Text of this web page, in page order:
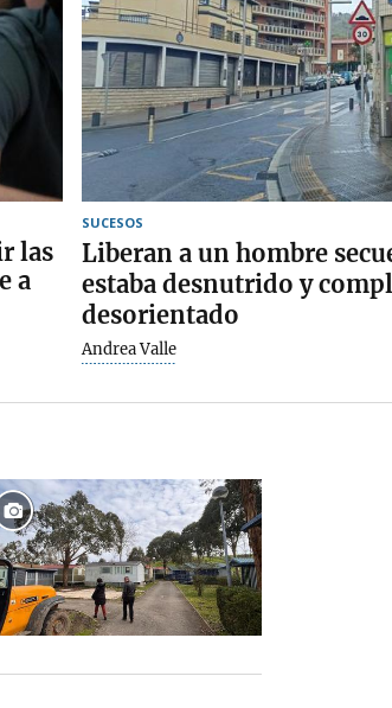
las
a
SUCESOS
Liberan a un hombre
estaba desnutrido y
desorientado
Andrea Valle